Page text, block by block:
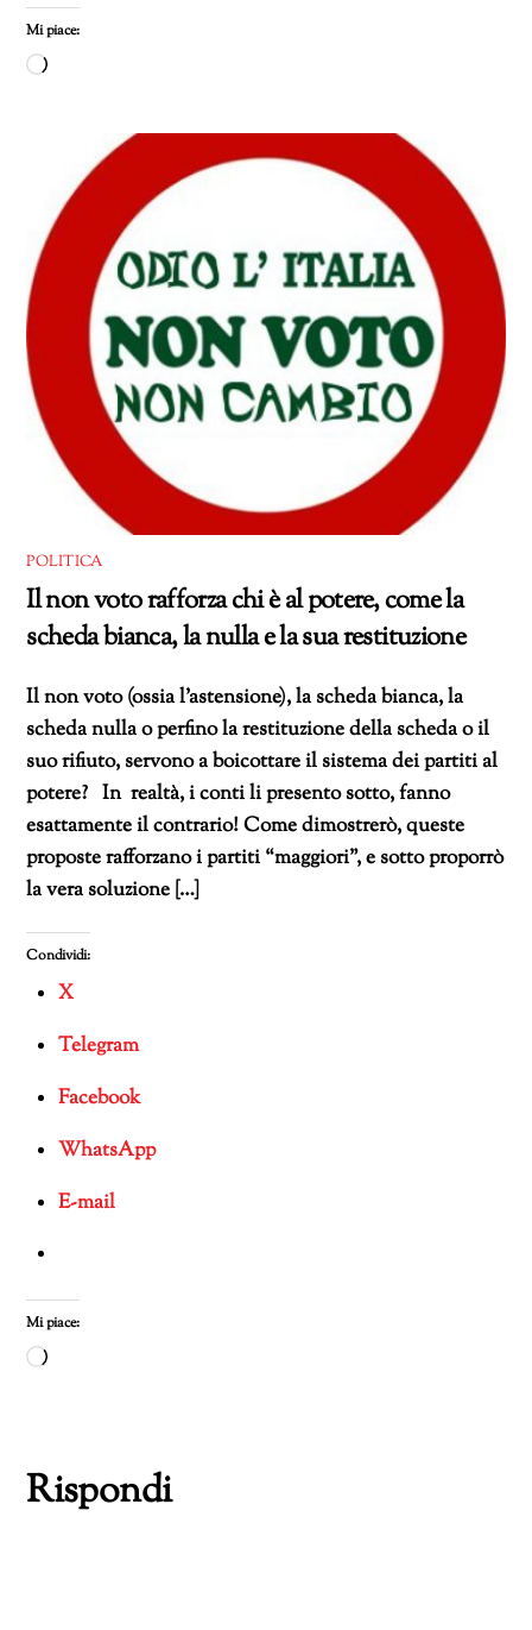
Mi piace:
Caricamento
POLITICA
Il non voto rafforza chi è al potere, come la
scheda bianca, la nulla e la sua restituzione
Il non voto (ossia l’astensione), la scheda bianca, la
scheda nulla o perfino la restituzione della scheda o il
suo rifiuto, servono a boicottare il sistema dei partiti al
potere? In realtà, i conti li presento sotto, fanno
esattamente il contrario! Come dimostrerò, queste
proposte rafforzano i partiti “maggiori”, e sotto proporrò
la vera soluzione […]
Condividi:
X
Telegram
Facebook
WhatsApp
E-mail
Mi piace:
Caricamento
Rispondi